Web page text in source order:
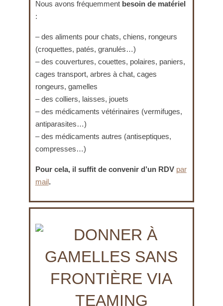
Nous avons fréquemment besoin de matériel
:
– des aliments pour chats, chiens, rongeurs
(croquettes, patés, granulés…)
– des couvertures, couettes, polaires, paniers,
cages transport, arbres à chat, cages
rongeurs, gamelles
– des colliers, laisses, jouets
– des médicaments vétérinaires (vermifuges,
antiparasites…)
– des médicaments autres (antiseptiques,
compresses…)
Pour cela, il suffit de convenir d’un RDV par
mail.